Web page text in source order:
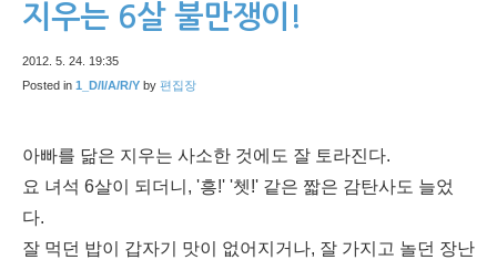
지우는 6살 불만쟁이!
2012. 5. 24. 19:35
Posted in 1_D/I/A/R/Y by 편집장
아빠를 닮은 지우는 사소한 것에도 잘 토라진다.
요 녀석 6살이 되더니, '흥!' '쳇!' 같은 짧은 감탄사도 늘었
다.
잘 먹던 밥이 갑자기 맛이 없어지거나, 잘 가지고 놀던 장난